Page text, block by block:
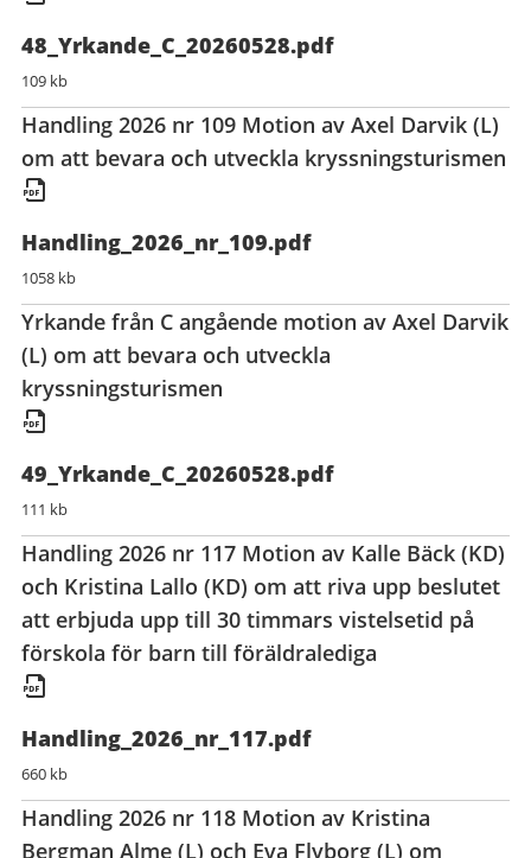
48_Yrkande_C_20260528.pdf
109 kb
Handling 2026 nr 109 Motion av Axel Darvik (L)
om att bevara och utveckla kryssningsturismen
Handling_2026_nr_109.pdf
1058 kb
Yrkande från C angående motion av Axel Darvik
(L) om att bevara och utveckla
kryssningsturismen
49_Yrkande_C_20260528.pdf
111 kb
Handling 2026 nr 117 Motion av Kalle Bäck (KD)
och Kristina Lallo (KD) om att riva upp beslutet
att erbjuda upp till 30 timmars vistelsetid på
förskola för barn till föräldralediga
Handling_2026_nr_117.pdf
660 kb
Handling 2026 nr 118 Motion av Kristina
Bergman Alme (L) och Eva Flyborg (L) om